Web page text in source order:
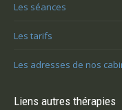
Les séances
Les tarifs
Les adresses de nos
Liens autres thérapies